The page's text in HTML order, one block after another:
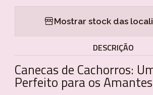
Mostrar stock das
DESCRIÇÃO
Canecas de Cachorros:
Perfeito para os Amantes